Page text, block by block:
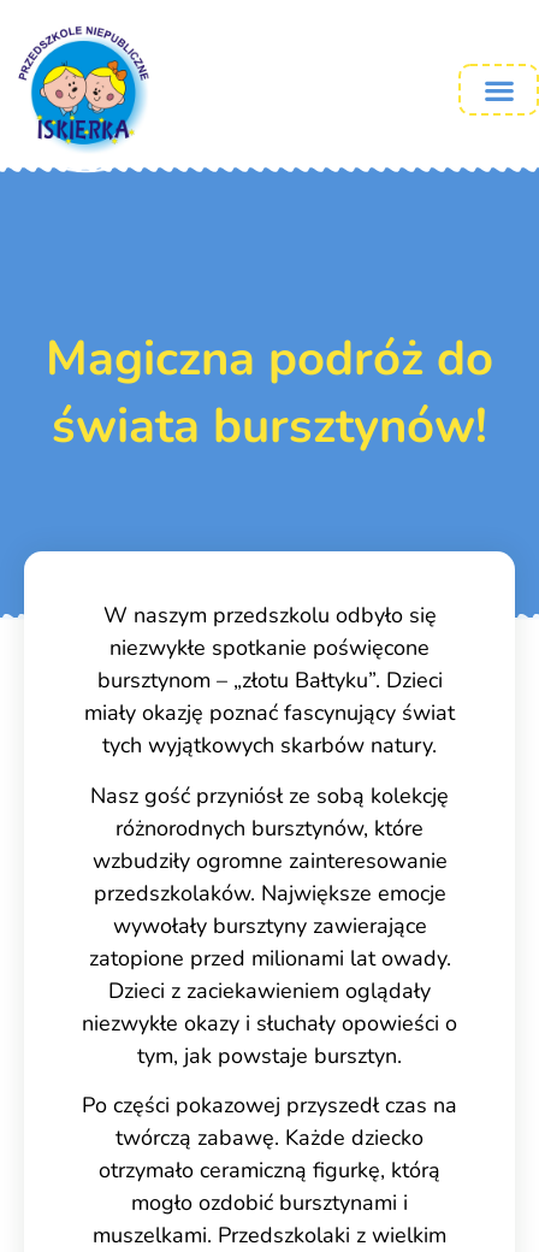
Magiczna podróż do
świata bursztynów!
W naszym przedszkolu odbyło się
niezwykłe spotkanie poświęcone
bursztynom – „złotu Bałtyku”. Dzieci
miały okazję poznać fascynujący świat
tych wyjątkowych skarbów natury.
Nasz gość przyniósł ze sobą kolekcję
różnorodnych bursztynów, które
wzbudziły ogromne zainteresowanie
przedszkolaków. Największe emocje
wywołały bursztyny zawierające
zatopione przed milionami lat owady.
Dzieci z zaciekawieniem oglądały
niezwykłe okazy i słuchały opowieści o
tym, jak powstaje bursztyn.
Po części pokazowej przyszedł czas na
twórczą zabawę. Każde dziecko
otrzymało ceramiczną figurkę, którą
mogło ozdobić bursztynami i
muszelkami. Przedszkolaki z wielkim